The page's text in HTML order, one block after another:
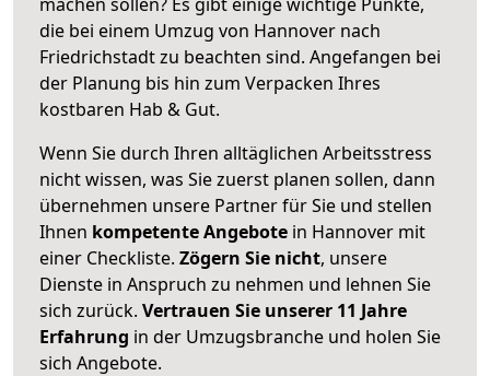
die bei einem Umzug von Hannover nach
Friedrichstadt zu beachten sind. Angefangen bei
der Planung bis hin zum Verpacken Ihres
kostbaren Hab & Gut.
Wenn Sie durch Ihren alltäglichen Arbeitsstress
nicht wissen, was Sie zuerst planen sollen, dann
übernehmen unsere Partner für Sie und stellen
Ihnen kompetente Angebote in Hannover mit
einer Checkliste. Zögern Sie nicht, unsere
Dienste in Anspruch zu nehmen und lehnen Sie
sich zurück. Vertrauen Sie unserer 11 Jahre
Erfahrung in der Umzugsbranche und holen Sie
sich Angebote.